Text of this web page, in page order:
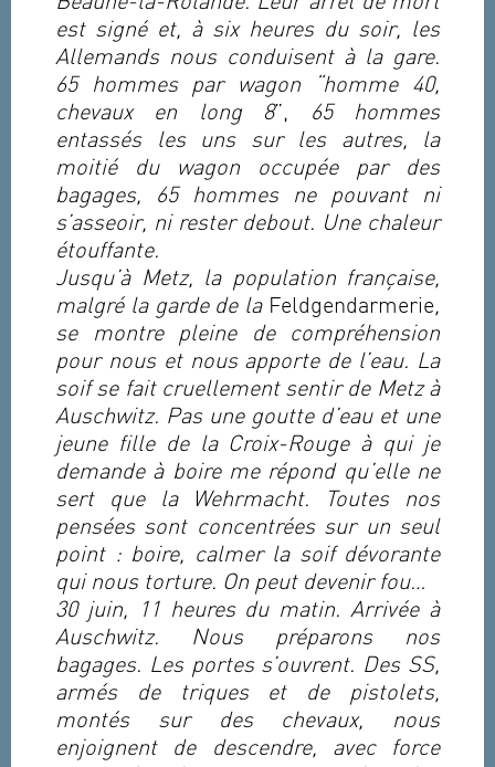
est signé et, à six heures du soir, les
Allemands nous conduisent à la gare.
65 hommes par wagon “homme 40,
chevaux en long 8”,
65 hommes
entassés les uns sur les autres, la
moitié du wagon occupée par des
bagages, 65 hommes ne pouvant ni
s’asseoir, ni rester debout. Une chaleur
étouffante.
Jusqu’à Metz, la population française,
malgré la garde de la Feldgendarmerie,
se montre pleine de compréhension
pour nous et nous apporte de l’eau. La
soif se fait cruellement sentir de Metz à
Auschwitz. Pas une goutte d’eau et une
jeune fille de la Croix-Rouge à qui je
demande à boire me répond qu’elle ne
sert que la Wehrmacht. Toutes nos
pensées sont concentrées sur un seul
point : boire, calmer la soif dévorante
qui nous torture. On peut devenir fou…
30 juin, 11 heures du matin. Arrivée à
Auschwitz. Nous préparons nos
bagages. Les portes s’ouvrent. Des SS,
armés de triques et de pistolets,
montés sur des chevaux, nous
enjoignent de descendre, avec force